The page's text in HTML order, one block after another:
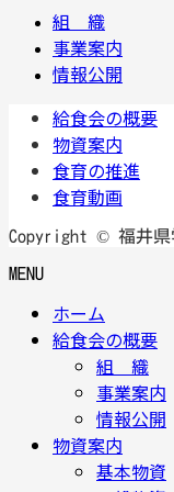
組 織
事業案内
情報公開
給食会の概要
物資案内
食育の推進
食育動画
Copyright © 福井県
MENU
ホーム
給食会の概要
組 織
事業案内
情報公開
物資案内
基本物資